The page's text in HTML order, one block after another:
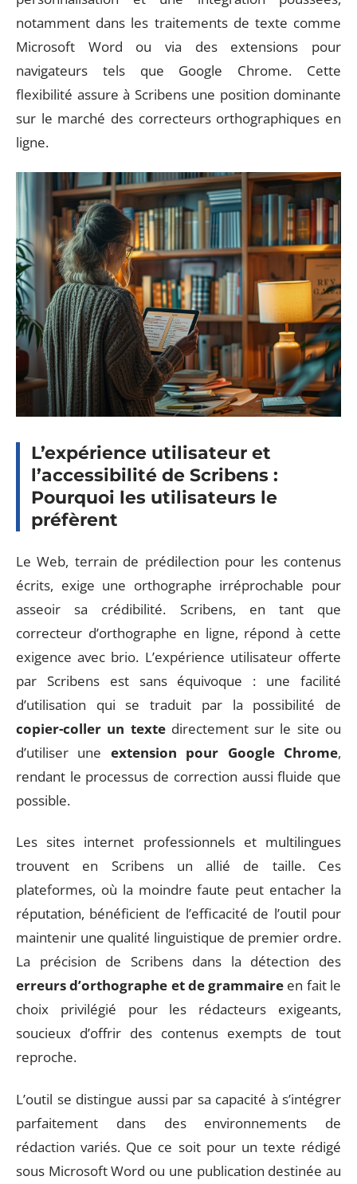
notamment dans les traitements de texte comme
Microsoft Word ou via des extensions pour
navigateurs tels que Google Chrome. Cette
flexibilité assure à Scribens une position dominante
sur le marché des correcteurs orthographiques en
ligne.
L’expérience utilisateur et
l’accessibilité de Scribens :
Pourquoi les utilisateurs le
préfèrent
Le Web, terrain de prédilection pour les contenus
écrits, exige une orthographe irréprochable pour
asseoir sa crédibilité. Scribens, en tant que
correcteur d’orthographe en ligne, répond à cette
exigence avec brio. L’expérience utilisateur offerte
par Scribens est sans équivoque : une facilité
d’utilisation qui se traduit par la possibilité de
copier-coller un textedirectement sur le site ou
d’utiliser une extension pour Google Chrome,
rendant le processus de correction aussi fluide que
possible.
Les sites internet professionnels et multilingues
trouvent en Scribens un allié de taille. Ces
plateformes, où la moindre faute peut entacher la
réputation, bénéficient de l’efficacité de l’outil pour
maintenir une qualité linguistique de premier ordre.
La précision de Scribens dans la détection des
erreurs d’orthographe et de grammaire en fait le
choix privilégié pour les rédacteurs exigeants,
soucieux d’offrir des contenus exempts de tout
reproche.
L’outil se distingue aussi par sa capacité à s’intégrer
parfaitement dans des environnements de
rédaction variés. Que ce soit pour un texte rédigé
sous Microsoft Word ou une publication destinée au